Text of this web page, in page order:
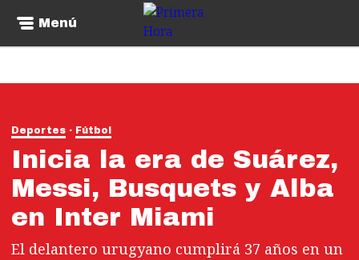
Menú
Deportes Fútbol
Inicia la era de Suárez,
Messi, Busquets y Alba
en Inter Miami
El delantero urugyano cumplirá 37 años en un